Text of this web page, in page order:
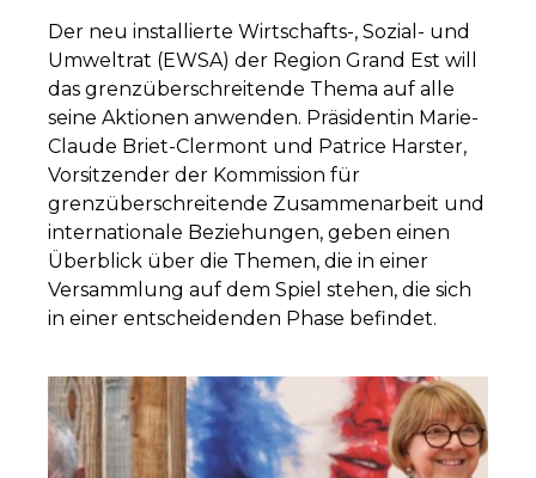
Der neu installierte Wirtschafts-, Sozial- und
Umweltrat (EWSA) der Region Grand Est will
das grenzüberschreitende Thema auf alle
seine Aktionen anwenden. Präsidentin Marie-
Claude Briet-Clermont und Patrice Harster,
Vorsitzender der Kommission für
grenzüberschreitende Zusammenarbeit und
internationale Beziehungen, geben einen
Überblick über die Themen, die in einer
Versammlung auf dem Spiel stehen, die sich
in einer entscheidenden Phase befindet.